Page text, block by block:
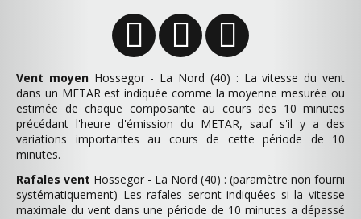
Vent moyenHossegor - La Nord (40) : La vitesse du vent
dans un METAR est indiquée comme la moyenne mesurée ou
estimée de chaque composante au cours des 10 minutes
précédant l'heure d'émission du METAR, sauf s'il y a des
variations importantes au cours de cette période de 10
minutes.
Rafales vent Hossegor - La Nord (40) : (paramètre non fourni
systématiquement) Les rafales seront indiquées si la vitesse
maximale du vent dans une période de 10 minutes a dépassé